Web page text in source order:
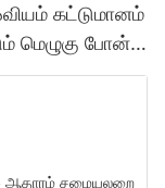
கட்டுமானம்
மெழுகு போன்ற
போன்ற